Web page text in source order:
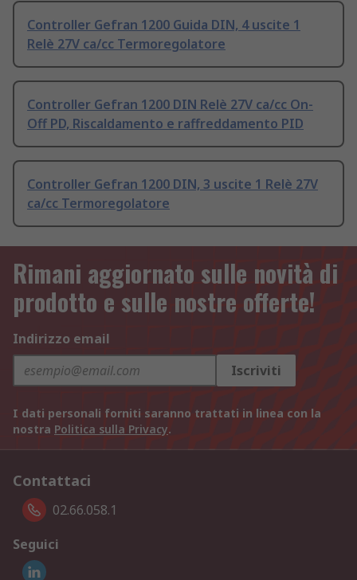
Controller Gefran 1200 Guida DIN, 4 uscite 1
Relè 27V ca/cc Termoregolatore
Controller Gefran 1200 DIN Relè 27V ca/cc On-
Off PD, Riscaldamento e raffreddamento PID
Controller Gefran 1200 DIN, 3 uscite 1 Relè 27V
ca/cc Termoregolatore
Rimani aggiornato sulle novità di
prodotto e sulle nostre offerte!
Indirizzo email
Iscriviti
I dati personali forniti saranno trattati in linea con la
nostra Politica sulla Privacy.
Contattaci
02.66.058.1
Seguici